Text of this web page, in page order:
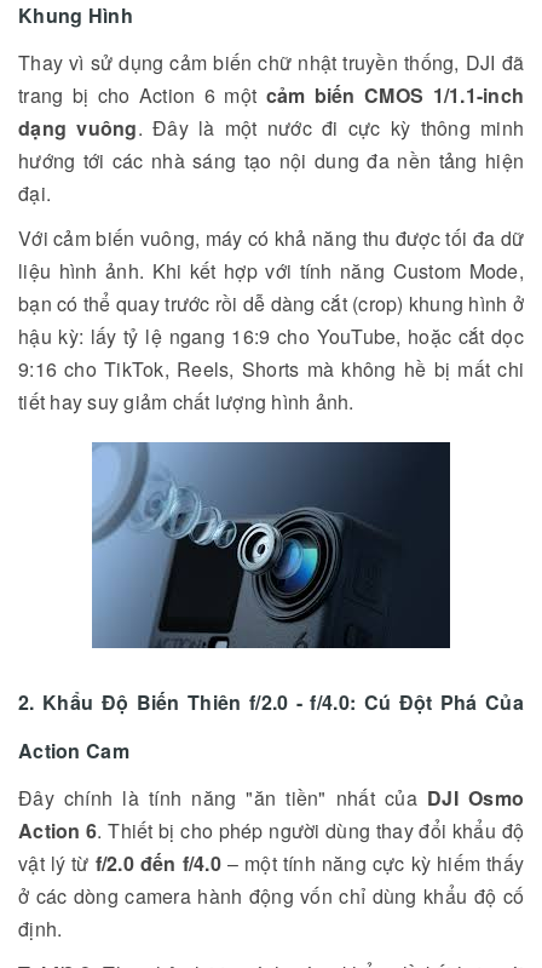
Khung Hình
Thay vì sử dụng cảm biến chữ nhật truyền thống, DJI đã
trang bị cho Action 6 một cảm biến CMOS 1/1.1-inch
dạng vuông. Đây là một nước đi cực kỳ thông minh
hướng tới các nhà sáng tạo nội dung đa nền tảng hiện
đại.
Với cảm biến vuông, máy có khả năng thu được tối đa dữ
liệu hình ảnh. Khi kết hợp với tính năng Custom Mode,
bạn có thể quay trước rồi dễ dàng cắt (crop) khung hình ở
hậu kỳ: lấy tỷ lệ ngang 16:9 cho YouTube, hoặc cắt dọc
9:16 cho TikTok, Reels, Shorts mà không hề bị mất chi
tiết hay suy giảm chất lượng hình ảnh.
2. Khẩu Độ Biến Thiên f/2.0 - f/4.0: Cú Đột Phá Của
Action Cam
Đây chính là tính năng "ăn tiền" nhất của DJI Osmo
Action 6. Thiết bị cho phép người dùng thay đổi khẩu độ
vật lý từ f/2.0 đến f/4.0– một tính năng cực kỳ hiếm thấy
ở các dòng camera hành động vốn chỉ dùng khẩu độ cố
định.